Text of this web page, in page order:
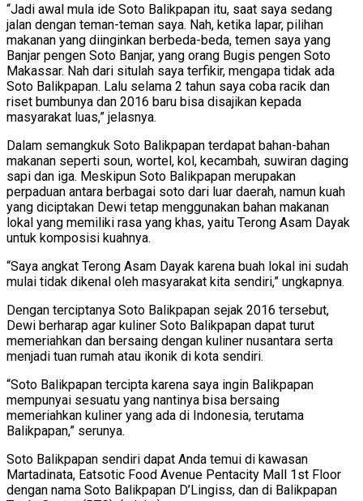
“Jadi awal mula ide Soto Balikpapan itu, saat saya sedang
jalan dengan teman-teman saya. Nah, ketika lapar, pilihan
makanan yang diinginkan berbeda-beda, temen saya yang
Banjar pengen Soto Banjar, yang orang Bugis pengen Soto
Makassar. Nah dari situlah saya terfikir, mengapa tidak ada
Soto Balikpapan. Lalu selama 2 tahun saya coba racik dan
riset bumbunya dan 2016 baru bisa disajikan kepada
masyarakat luas,” jelasnya.
Dalam semangkuk Soto Balikpapan terdapat bahan-bahan
makanan seperti soun, wortel, kol, kecambah, suwiran daging
sapi dan iga. Meskipun Soto Balikpapan merupakan
perpaduan antara berbagai soto dari luar daerah, namun kuah
yang diciptakan Dewi tetap menggunakan bahan makanan
lokal yang memiliki rasa yang khas, yaitu Terong Asam Dayak
untuk komposisi kuahnya.
“Saya angkat Terong Asam Dayak karena buah lokal ini sudah
mulai tidak dikenal oleh masyarakat kita sendiri,” ungkapnya.
Dengan terciptanya Soto Balikpapan sejak 2016 tersebut,
Dewi berharap agar kuliner Soto Balikpapan dapat turut
memeriahkan dan bersaing dengan kuliner nusantara serta
menjadi tuan rumah atau ikonik di kota sendiri.
“Soto Balikpapan tercipta karena saya ingin Balikpapan
mempunyai sesuatu yang nantinya bisa bersaing
memeriahkan kuliner yang ada di Indonesia, terutama
Balikpapan,” serunya.
Soto Balikpapan sendiri dapat Anda temui di kawasan
Martadinata, Eatsotic Food Avenue Pentacity Mall 1st Floor
dengan nama Soto Balikpapan D’Lingiss, dan di Balikpapan